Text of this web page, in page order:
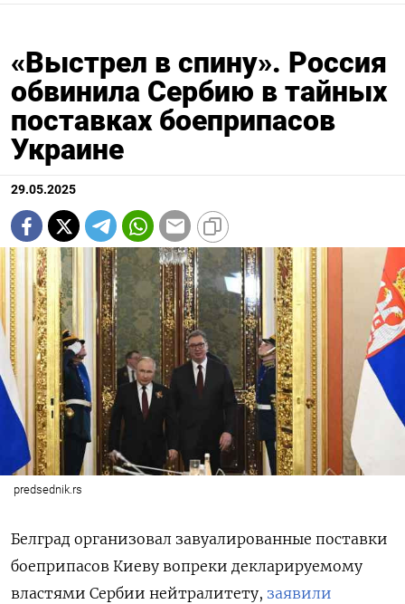
«Выстрел в спину». Россия
обвинила Сербию в тайных
поставках боеприпасов
Украине
29.05.2025
predsednik.rs
Белград организовал завуалированные поставки
боеприпасов Киеву вопреки декларируемому
властями Сербии нейтралитету, заявили